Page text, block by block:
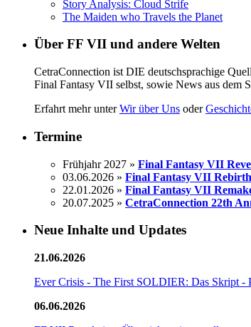
Story Analysis: Cloud Strife
The Maiden who Travels the Planet
Über FF VII und andere Welten
CetraConnection ist DIE deutschsprachige
Final Fantasy VII selbst, sowie News aus dem
Erfahrt mehr unterWir über Uns oder
Termine
Frühjahr 2027 » Final Fantasy VII
03.06.2026 » Final Fantasy VII Rebirth
22.01.2026 » Final Fantasy VII
20.07.2025 » CetraConnection 22th
Neue Inhalte und Updates
21.06.2026
Ever Crisis - The First SOLDIER: Das Skript -
06.06.2026